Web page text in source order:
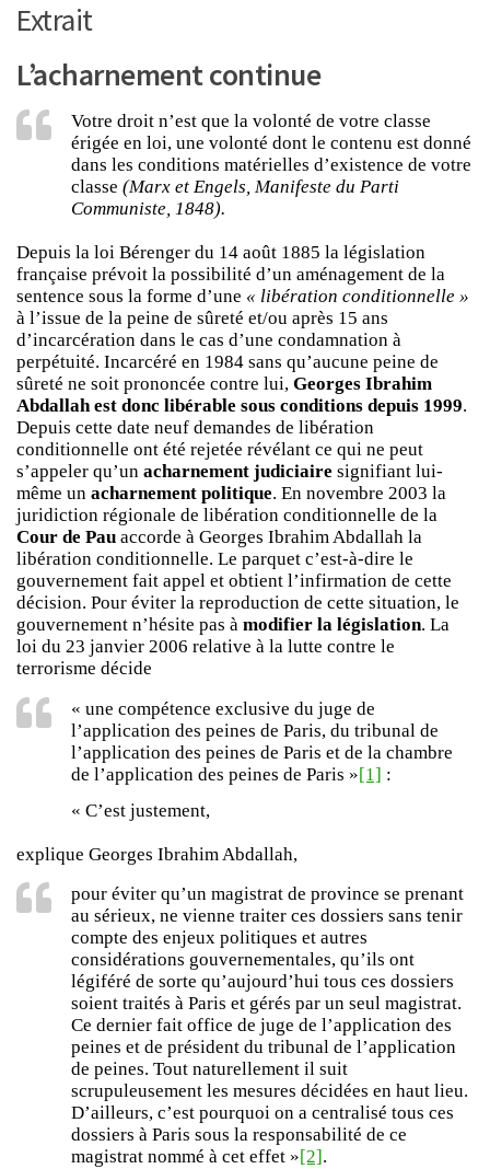
Extrait
L’acharnement continue
Votre droit n’est que la volonté de votre classe
érigée en loi, une volonté dont le contenu est donné
dans les conditions matérielles d’existence de votre
classe (Marx et Engels, Manifeste du Parti
Communiste, 1848).
Depuis la loi Bérenger du 14 août 1885 la législation
française prévoit la possibilité d’un aménagement de la
sentence sous la forme d’une « libération conditionnelle »
à l’issue de la peine de sûreté et/ou après 15 ans
d’incarcération dans le cas d’une condamnation à
perpétuité. Incarcéré en 1984 sans qu’aucune peine de
sûreté ne soit prononcée contre lui, Georges Ibrahim
Abdallah est donc libérable sous conditions depuis 1999.
Depuis cette date neuf demandes de libération
conditionnelle ont été rejetée révélant ce qui ne peut
s’appeler qu’un acharnement judiciaire signifiant lui-
même un acharnement politique. En novembre 2003 la
juridiction régionale de libération conditionnelle de la
Cour de Pau accorde à Georges Ibrahim Abdallah la
libération conditionnelle. Le parquet c’est-à-dire le
gouvernement fait appel et obtient l’infirmation de cette
décision. Pour éviter la reproduction de cette situation, le
gouvernement n’hésite pas à modifier la législation. La
loi du 23 janvier 2006 relative à la lutte contre le
terrorisme décide
« une compétence exclusive du juge de
l’application des peines de Paris, du tribunal de
l’application des peines de Paris et de la chambre
de l’application des peines de Paris »[1] :
« C’est justement,
explique Georges Ibrahim Abdallah,
pour éviter qu’un magistrat de province se prenant
au sérieux, ne vienne traiter ces dossiers sans tenir
compte des enjeux politiques et autres
considérations gouvernementales, qu’ils ont
légiféré de sorte qu’aujourd’hui tous ces dossiers
soient traités à Paris et gérés par un seul magistrat.
Ce dernier fait office de juge de l’application des
peines et de président du tribunal de l’application
de peines. Tout naturellement il suit
scrupuleusement les mesures décidées en haut lieu.
D’ailleurs, c’est pourquoi on a centralisé tous ces
dossiers à Paris sous la responsabilité de ce
magistrat nommé à cet effet »[2] .